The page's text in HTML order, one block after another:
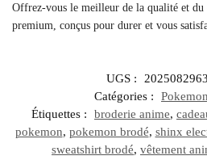
Offrez-vous le meilleur de la qualité et du
premium, conçus pour durer et vous
UGS :
Catégories :
Pokemon
Étiquettes :
broderie anime,
pokemon, pokemon brodé, shinx
sweatshirt brodé, vêtement